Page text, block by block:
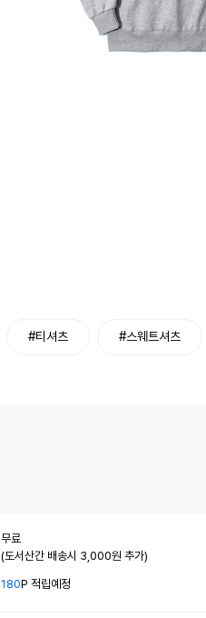
#티셔츠 #스웨트셔츠
무료
(도서산간 배송시 3,000원 추가)
180P 적립예정